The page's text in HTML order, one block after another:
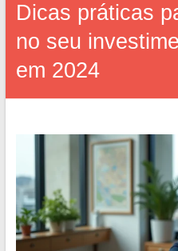
Dicas práticas
no seu
em 2024